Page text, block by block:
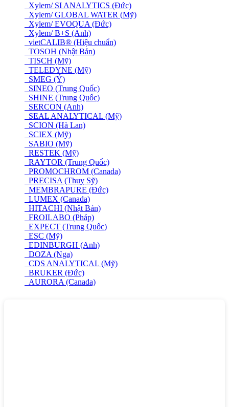
Xylem/ SI ANALYTICS (Đức)
Xylem/ GLOBAL WATER (Mỹ)
Xylem/ EVOQUA (Đức)
Xylem/ B+S (Anh)
vietCALIB® (Hiệu chuẩn)
TOSOH (Nhật Bản)
TISCH (Mỹ)
TELEDYNE (Mỹ)
SMEG (Ý)
SINEO (Trung Quốc)
SHINE (Trung Quốc)
SERCON (Anh)
SEAL ANALYTICAL (Mỹ)
SCION (Hà Lan)
SCIEX (Mỹ)
SABIO (Mỹ)
RESTEK (Mỹ)
RAYTOR (Trung Quốc)
PROMOCHROM (Canada)
PRECISA (Thuỵ Sỹ)
MEMBRAPURE (Đức)
LUMEX (Canada)
HITACHI (Nhật Bản)
FROILABO (Pháp)
EXPECT (Trung Quốc)
ESC (Mỹ)
EDINBURGH (Anh)
DOZA (Nga)
CDS ANALYTICAL (Mỹ)
BRUKER (Đức)
AURORA (Canada)